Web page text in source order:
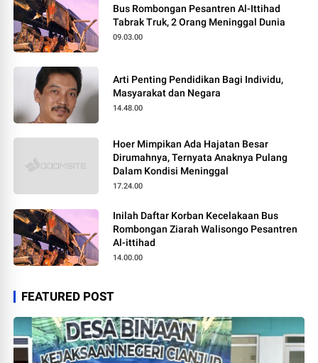
Bus Rombongan Pesantren Al-Ittihad
Tabrak Truk, 2 Orang Meninggal Dunia
09.03.00
Arti Penting Pendidikan Bagi Individu,
Masyarakat dan Negara
14.48.00
Hoer Mimpikan Ada Hajatan Besar
Dirumahnya, Ternyata Anaknya Pulang
Dalam Kondisi Meninggal
17.24.00
Inilah Daftar Korban Kecelakaan Bus
Rombongan Ziarah Walisongo Pesantren
Al-ittihad
14.00.00
FEATURED POST